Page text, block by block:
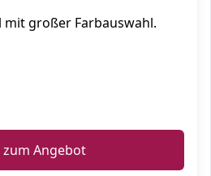
mit großer Farbauswahl.
zum Angebot